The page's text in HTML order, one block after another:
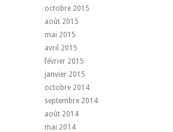
octobre 2015
août 2015
mai 2015
avril 2015
février 2015
janvier 2015
octobre 2014
septembre 2014
août 2014
mai 2014